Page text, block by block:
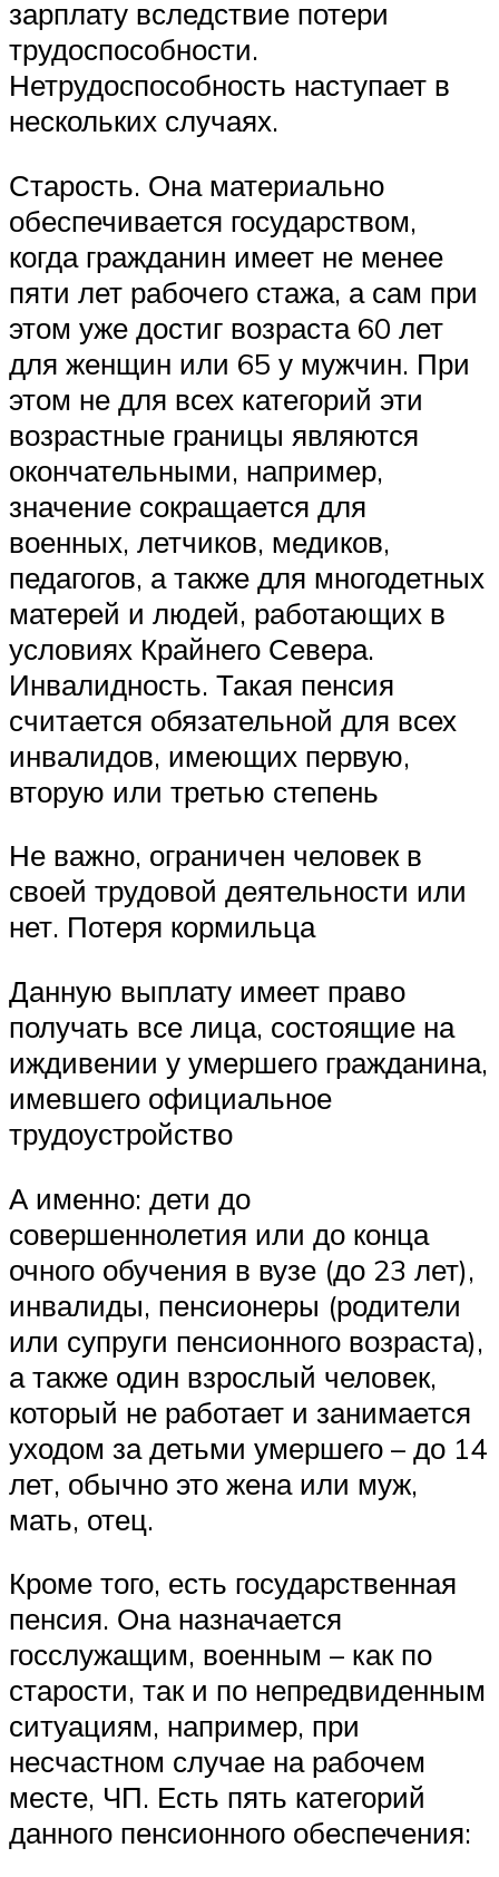
зарплату вследствие потери
трудоспособности.
Нетрудоспособность наступает в
нескольких случаях.
Старость. Она материально
обеспечивается государством,
когда гражданин имеет не менее
пяти лет рабочего стажа, а сам при
этом уже достиг возраста 60 лет
для женщин или 65 у мужчин. При
этом не для всех категорий эти
возрастные границы являются
окончательными, например,
значение сокращается для
военных, летчиков, медиков,
педагогов, а также для многодетных
матерей и людей, работающих в
условиях Крайнего Севера.
Инвалидность. Такая пенсия
считается обязательной для всех
инвалидов, имеющих первую,
вторую или третью степень
Не важно, ограничен человек в
своей трудовой деятельности или
нет. Потеря кормильца
Данную выплату имеет право
получать все лица, состоящие на
иждивении у умершего гражданина,
имевшего официальное
трудоустройство
А именно: дети до
совершеннолетия или до конца
очного обучения в вузе (до 23 лет),
инвалиды, пенсионеры (родители
или супруги пенсионного возраста),
а также один взрослый человек,
который не работает и занимается
уходом за детьми умершего – до 14
лет, обычно это жена или муж,
мать, отец.
Кроме того, есть государственная
пенсия. Она назначается
госслужащим, военным – как по
старости, так и по непредвиденным
ситуациям, например, при
несчастном случае на рабочем
месте, ЧП. Есть пять категорий
данного пенсионного обеспечения: